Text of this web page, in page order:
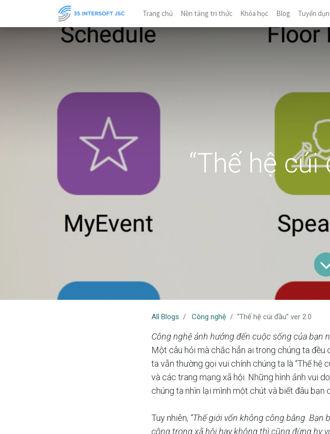
Trang chủ Nền tảng tri thức Khóa học Blog Tuyển
“Thế hệ cúi
All Blogs Công nghệ “Thế hệ cúi đầu” ver 2.0
Công nghệ ảnh hưởng đến cuộc sống của bạn
Một câu hỏi mà chắc hẳn ai trong chúng ta đều
ta vẫn thường gọi vui chính chúng ta là “Thế hệ
và các trang mạng xã hội. Những hình ảnh vui
chúng ta nhìn lại mình một chút và biết đâu bạn
Tuy nhiên, “Thế giới vốn không công bằng. Bạn
công trong xã hội hay không thì cũng đừng hy